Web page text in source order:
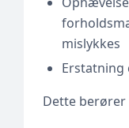
mislykkes
Erstatning
Dette berører